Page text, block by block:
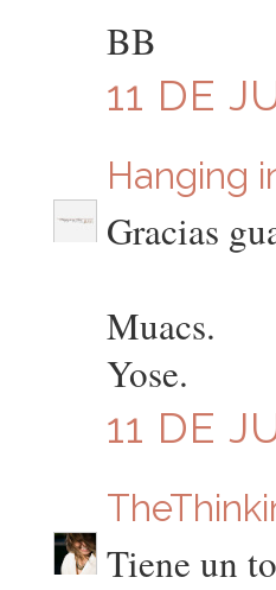
BB
11 DE
Hanging
Gracias
Muacs.
Yose.
11 DE
Tiene un